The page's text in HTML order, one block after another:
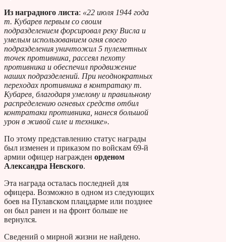
Из наградного листа: «22 июля 1944 года
т. Кубарев первым со своим
подразделением форсировал реку Висла и
умелым использованием огня своего
подразделения уничтожил 5 пулеметных
точек противника, рассеял пехоту
противника и обеспечил продвижение
наших подразделений. При неоднократных
переходах противника в контратаку т.
Кубарев, благодаря умелому и правильному
распределению огневых средств отбил
контратаки противника, нанеся большой
урон в живой силе и технике».
По этому представлению статус награды
был изменен и приказом по войскам 69-й
армии офицер награжден орденом
Александра Невского.
Эта награда осталась последней для
офицера. Возможно в одном из следующих
боев на Пулавском плацдарме или позднее
он был ранен и на фронт больше не
вернулся.
Сведений о мирной жизни не найдено.